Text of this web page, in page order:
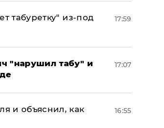
табуретку" из-под
17:59
"нарушил табу" и
17:07
и объяснил, как
16:55